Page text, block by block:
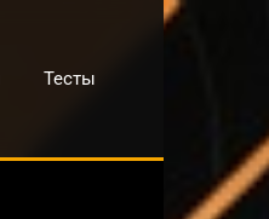
Тесты